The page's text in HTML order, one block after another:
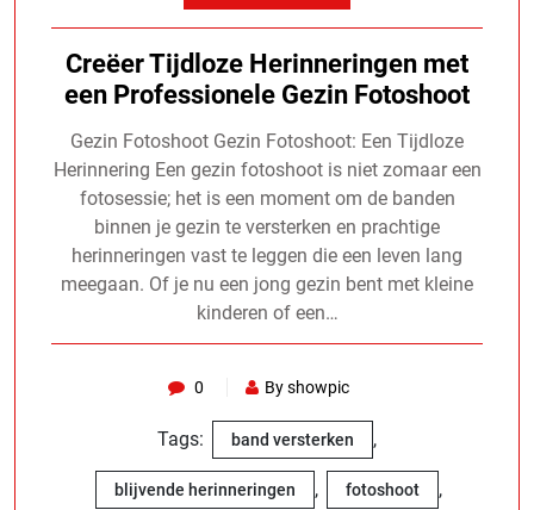
Creëer Tijdloze Herinneringen met
een Professionele Gezin Fotoshoot
Gezin Fotoshoot Gezin Fotoshoot: Een Tijdloze
Herinnering Een gezin fotoshoot is niet zomaar een
fotosessie; het is een moment om de banden
binnen je gezin te versterken en prachtige
herinneringen vast te leggen die een leven lang
meegaan. Of je nu een jong gezin bent met kleine
kinderen of een…
0 By showpic
Tags: band versterken ,
blijvende herinneringen , fotoshoot ,